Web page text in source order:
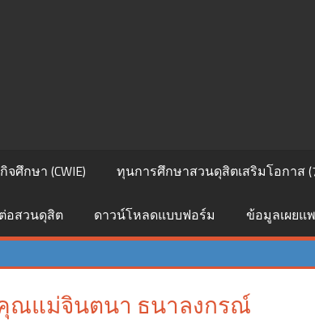
า
พ
จศึกษา (CWIE) ทุนการศึกษาสวนดุสิตเสริมโอกาส
อสวนดุสิต ดาวน์โหลดแบบฟอร์ม ข้อมูลเผยแ
ณแม่จินตนา ธนาลงกรณ์